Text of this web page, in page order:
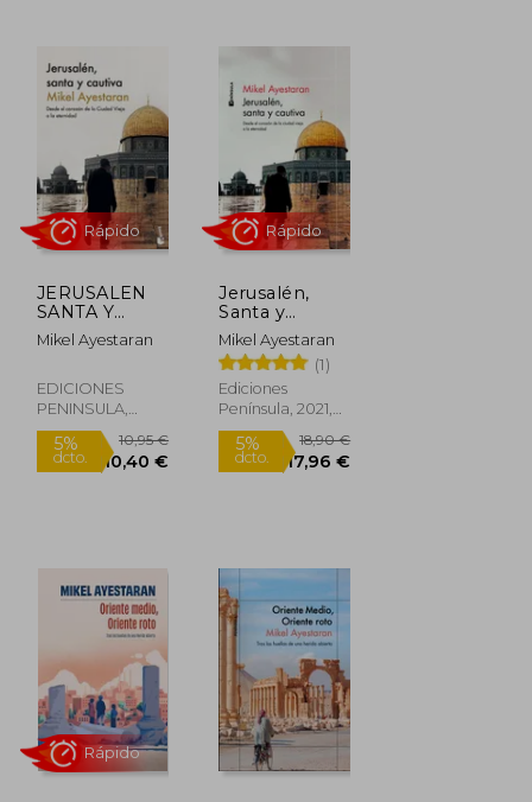
5%
dcto. 10,40 €
JERUSALEN
SANTA Y
CAUTIVA
Mikel Ayestaran
EDICIONES
PENINSULA,
2023, Tapa
Blanda, Nuevo
dcto.
10,95 €
10,40 €
Rápido
Jerusalén,
Santa y
Cautiva: Desde
el Corazón de
la Ciudad Vieja
a la Eternidad
Mikel Ayestaran
(1)
Ediciones
Península, 2021,
Tapa Blanda,
Nuevo
5%
dcto.
18,90 €
17,96 €
Rápido